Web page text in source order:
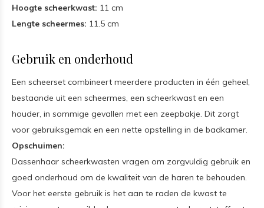
Hoogte scheerkwast: 11 cm
Lengte scheermes: 11.5 cm
Gebruik en onderhoud
Een scheerset combineert meerdere producten in één geheel,
bestaande uit een scheermes, een scheerkwast en een
houder, in sommige gevallen met een zeepbakje. Dit zorgt
voor gebruiksgemak en een nette opstelling in de badkamer.
Opschuimen:
Dassenhaar scheerkwasten vragen om zorgvuldig gebruik en
goed onderhoud om de kwaliteit van de haren te behouden.
Voor het eerste gebruik is het aan te raden de kwast te